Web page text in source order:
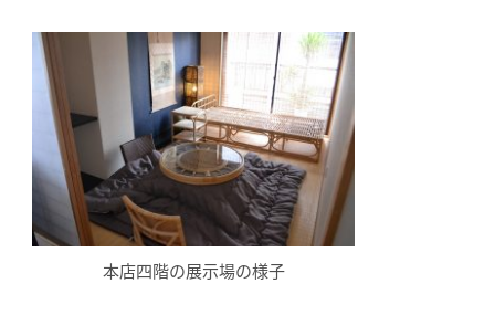
本店四階の展示場の様子